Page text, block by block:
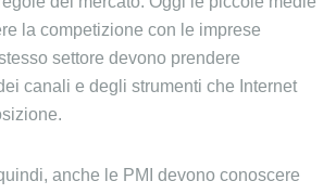
la competizione con le imprese
settore devono prendere
canali e degli strumenti che Internet
anche le PMI devono conoscere